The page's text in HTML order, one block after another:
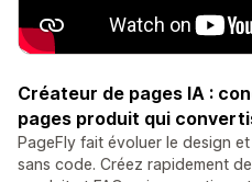
Créateur de pages IA :
pages produit qui
PageFly fait évoluer le design
sans code. Créez rapidement